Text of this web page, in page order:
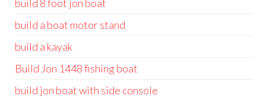
build 8 foot jon boat
build a boat motor stand
build a kayak
Build Jon 1448 fishing boat
build jon boat with side console